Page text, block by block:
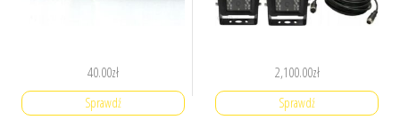
40.00zł
Sprawdź
2,100.00zł
Sprawdź